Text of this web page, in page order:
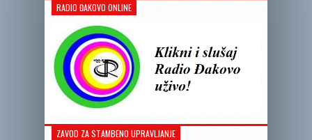
RADIO ĐAKOVO ONLINE
ZAVOD ZA STAMBENO UPRAVLJANJE